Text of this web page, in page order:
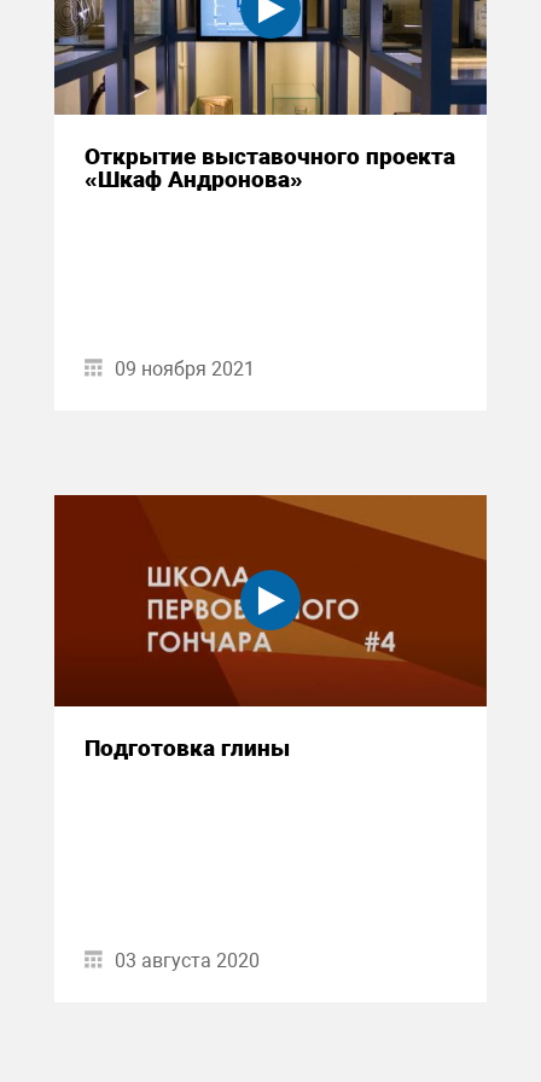
Открытие выставочного проекта
«Шкаф Андронова»
09 ноября 2021
Подготовка глины
03 августа 2020